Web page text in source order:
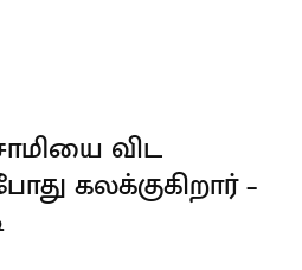
விட
கலக்குகிறார் –